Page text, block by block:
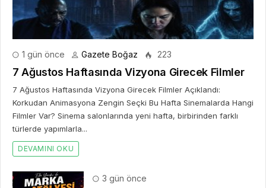
1 gün önce Gazete Boğaz 223
7 Ağustos Haftasında Vizyona Girecek Filmler
7 Ağustos Haftasında Vizyona Girecek Filmler Açıklandı:
Korkudan Animasyona Zengin Seçki Bu Hafta Sinemalarda Hangi
Filmler Var? Sinema salonlarında yeni hafta, birbirinden farklı
türlerde yapımlarla...
DEVAMINI OKU
3 gün önce